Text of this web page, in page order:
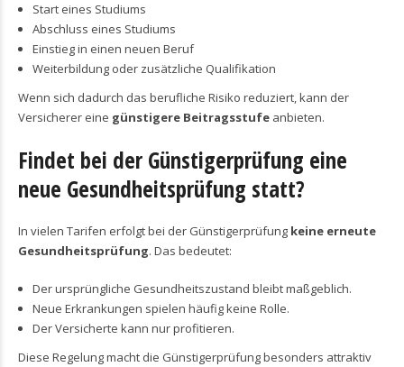
Start eines Studiums
Abschluss eines Studiums
Einstieg in einen neuen Beruf
Weiterbildung oder zusätzliche Qualifikation
Wenn sich dadurch das berufliche Risiko reduziert, kann der
Versicherer eine günstigere Beitragsstufe anbieten.
Findet bei der Günstigerprüfung eine
neue Gesundheitsprüfung statt?
In vielen Tarifen erfolgt bei der Günstigerprüfung keine erneute
Gesundheitsprüfung. Das bedeutet:
Der ursprüngliche Gesundheitszustand bleibt maßgeblich.
Neue Erkrankungen spielen häufig keine Rolle.
Der Versicherte kann nur profitieren.
Diese Regelung macht die Günstigerprüfung besonders attraktiv